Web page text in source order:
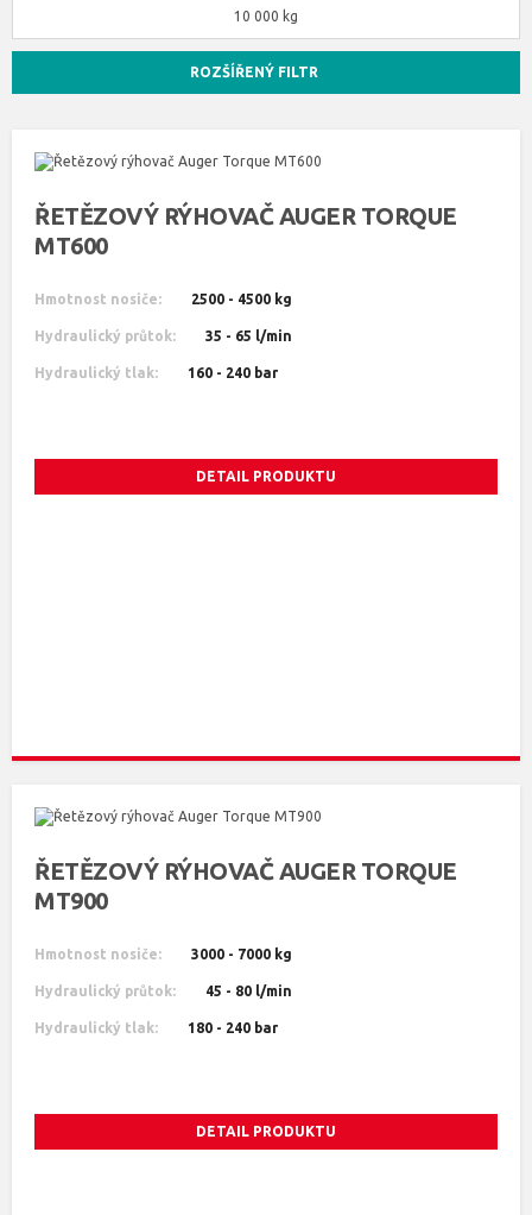
10 000 kg
ROZŠÍŘENÝ FILTR
ŘETĚZOVÝ RÝHOVAČ AUGER TORQUE
MT600
Hmotnost nosiče: 2500 - 4500 kg
Hydraulický průtok: 35 - 65 l/min
Hydraulický tlak: 160 - 240 bar
DETAIL PRODUKTU
ŘETĚZOVÝ RÝHOVAČ AUGER TORQUE
MT900
Hmotnost nosiče: 3000 - 7000 kg
Hydraulický průtok: 45 - 80 l/min
Hydraulický tlak: 180 - 240 bar
DETAIL PRODUKTU